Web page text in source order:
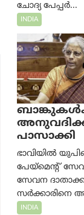
ചോദ്യ പേപ്പർ...
INDIA
പാസാക്കി
ഭാവിയിൽ
പേയ്‌മെന്റ്
സേവന
സർക്കാരിനെ
INDIA